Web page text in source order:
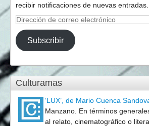
recibir notificaciones de nuevas entradas.
Dirección
correo
electrónico
Subscribir
Culturamas
‘LUX’, de Mario Cuenca
Manzano. En términos
al relato, cinematográfico o